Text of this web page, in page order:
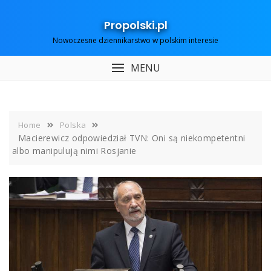
Propolski.pl
Nowoczesne dziennikarstwo w polskim interesie
MENU
Home Polska
Macierewicz odpowiedział TVN: Oni są niekompetentni
albo manipulują nimi Rosjanie